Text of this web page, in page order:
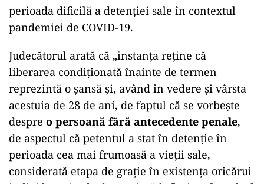
de 4 ani, 6 luni şi 20 zile închisoare, pentru
săvârşirea infracţiunii de părăsire a locului
băut la volan.
Judecătorul care a decis eliberarea a considerat
că Mihai Dafinescu, în vârstă de 28 de ani, nu
are antecedente penale și că eliberarea
condiționată înainte de termen poate
reprezenta o șansă pentru reintegrarea sa
socială. De asemenea, s-a luat în considerare